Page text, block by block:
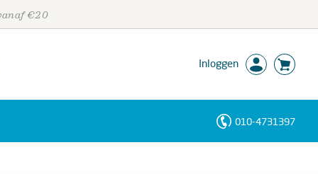
€20
Inloggen
010-4731397
Personen